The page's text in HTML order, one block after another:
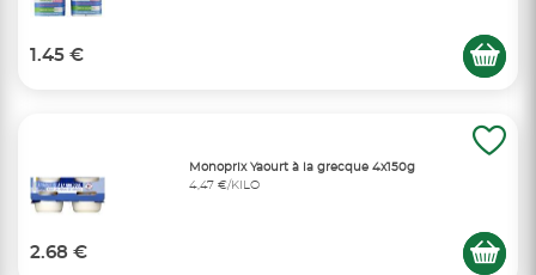
1.45 €
Monoprix Yaourt à la grecque 4x150g
4,47 €/KILO
2.68 €